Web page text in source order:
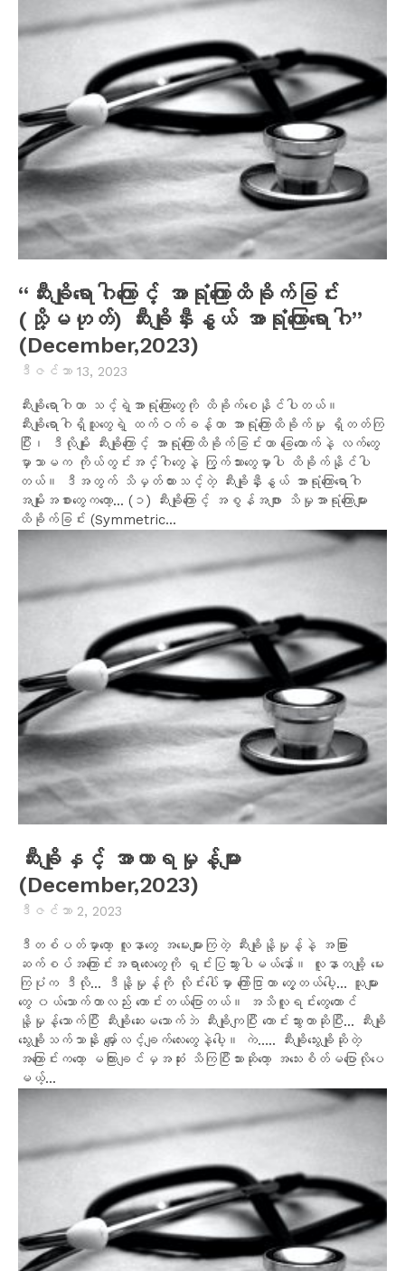
“ဆီးချိုရောဂါကြောင့် အာရုံကြောထိခိုက်ခြင်း
(သို့မဟုတ်) ဆီးချိုနှီးနွယ် အာရုံကြောရောဂါ”
(December,2023)
ဒီဇင်ဘာ 13, 2023
ဆီးချိုရောဂါဟာ သင့်ရဲ့အာရုံကြောတွေကို ထိခိုက်စေနိုင်ပါတယ်။
ဆီးချိုရောဂါရှိသူတွေရဲ့ ထက်ဝက်ခန့်ဟာ အာရုံကြောထိခိုက်မှု ရှိတတ်ကြ
ပြီး၊ ဒီလိုမျိုး ဆီးချိုကြောင့် အာရုံကြောထိခိုက်ခြင်းဟာ ခြေထောက်နဲ့ လက်တွေ
မှာသာမက ကိုယ်တွင်းအင်္ဂါတွေနဲ့ ကြွက်သားတွေမှာပါ ထိခိုက်နိုင်ပါ
တယ်။ ဒီအတွက် သိမှတ်ထားသင့်တဲ့ ဆီးချိုနှီးနွယ် အာရုံကြောရောဂါ
အမျိုးအစားတွေကတော့... (၁) ဆီးချိုကြောင့် အစွန်အဖျား သိမှုအာရုံကြောများ
ထိခိုက်ခြင်း (Symmetric...
ဆီးချိုနှင့် အာဟာရမှုန့်များ
(December,2023)
ဒီဇင်ဘာ 2, 2023
ဒီတစ်ပတ်မှာတော့ လူနာတွေ အမေးများကြတဲ့ ဆီးချိုနို့မှုန့်နဲ့ အခြား
ဆက်စပ်အကြောင်းအရာလေးတွေကို ရှင်းပြသွားပါမယ်နော်။ လူနာတချို့ မေး
ကြပုံက ဒီလို... ဒီနို့မှုန့်ကို လိုင်းပေါ်မှာ ကြော်ငြာတာ တွေ့တယ်ပေါ့… သူများ
တွေ ၀ယ်သောက်တာလည်း ကောင်းတယ်ပြောတယ်။ အသိလူရင်းတွေတောင်
နို့မှုန့်သောက်ပြီး ဆီးချိုဆေးမသောက်ဘဲ ဆီးချိုကျပြီး ကောင်းသွားတာဆိုပြီး... ဆီးချို
သွေးချိုသက်သာနိုး မျှော်လင့်ချက်လေးတွေနဲ့ပေါ့။ ကဲ….. ဆီးချိုသွေးချိုဆိုတဲ့
အကြောင်းကတော့ မကြားချင်မှအဆုံး သိကြပြီးသားဆိုတော့ အသေးစိတ်မပြောလိုပေ
မယ့်...